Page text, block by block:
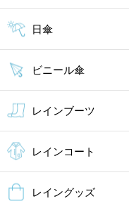
日傘
ビニール傘
レインブーツ
レインコート
レイングッズ